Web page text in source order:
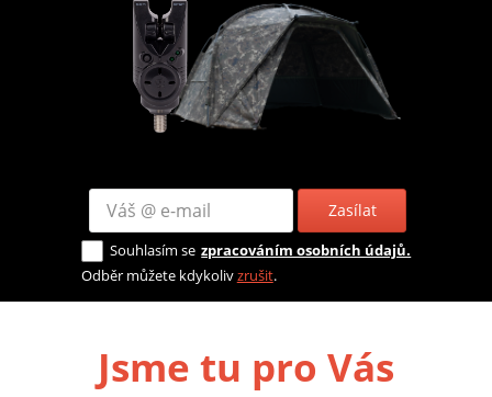
Zasílat
Souhlasím se zpracováním osobních údajů.
Odběr můžete kdykolivzrušit.
Jsme tu pro Vás